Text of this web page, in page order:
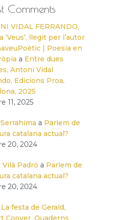
Comments
VIDAL FERRANDO,
‘Veus’, llegit per l’autor
| Poesia en
a Entre dues
Antoni Vidal
Edicions Proa,
2025
11, 2025
a Parlem de
catalana actual?
20, 2024
Vilà Padró a Parlem de
catalana actual?
20, 2024
La festa de Gerald,
Coover, Quaderns